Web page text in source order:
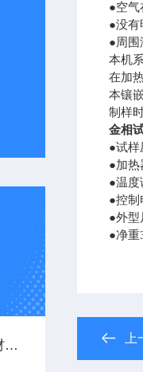
金相图像分析仪可用于研究材料的微观结构和组织特征
●空气
●没有
●周围
本机
在加
本镶
制样
金相
●试样
●加热
●温
●控制
●外型
●净重